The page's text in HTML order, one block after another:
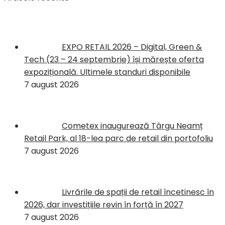
EXPO RETAIL 2026 – Digital, Green &
Tech (23 – 24 septembrie) își mărește oferta
expozițională. Ultimele standuri disponibile
7 august 2026
Cometex inaugurează Târgu Neamț
Retail Park, al 18-lea parc de retail din portofoliu
7 august 2026
Livrările de spații de retail încetinesc în
2026, dar investițiile revin în forță în 2027
7 august 2026